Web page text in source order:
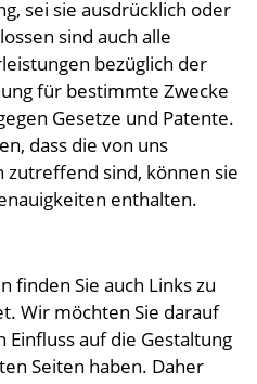
sei sie ausdrücklich oder
sind auch alle
bezüglich der
für bestimmte Zwecke
Gesetze und Patente.
dass die von uns
sind, können sie
enthalten.
finden Sie auch Links zu
Wir möchten Sie darauf
Einfluss auf die Gestaltung
Seiten haben. Daher